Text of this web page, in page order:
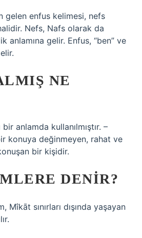
gelen enfus kelimesi, nefs
Nefs, Nafs olarak da
anlamına gelir. Enfus, “ben” ve
NE
anlamda kullanılmıştır. –
konuya değinmeyen, rahat ve
bir kişidir.
DENIR?
Mîkāt sınırları dışında yaşayan